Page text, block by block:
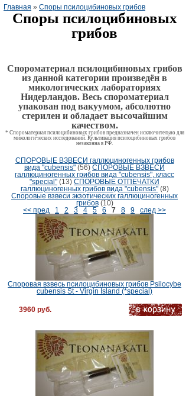
Главная » Споры псилоцибиновых грибов
Споры псилоцибиновых
грибов
Спороматериал псилоцибиновых грибов
из данной категории произведён в
микологических лабораториях
Нидерландов. Весь спороматериал
упакован под вакуумом, абсолютно
стерилен и обладает высочайшим
качеством.
* Спороматериал псилоцибиновых грибов предназначен исключительно для
микологических исследований. Культивация псилоцибиновых грибов
незаконна в РФ.
СПОРОВЫЕ ВЗВЕСИ галлюциногенных грибов
вида "cubensis" (56) СПОРОВЫЕ ВЗВЕСИ
галлюциногенных грибов вида "cubensis", класс
"special" (13) СПОРОВЫЕ ОТПЕЧАТКИ
галлюциногенных грибов вида "cubensis"(8)
Споровые взвеси экзотических галлюциногенных
грибов(10)
<< пред
1 2 3 4 5 6 7 8 9 след >>
Споровая взвесь псилоцибиновых грибов Psilocybe
cubensis St - Virgin Island (*special)
3960 руб.